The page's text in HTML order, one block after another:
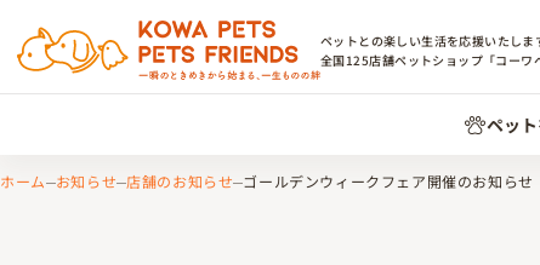
ペットとの楽しい生活を応援いたしま
全国125店舗ペットショップ「コーワ
ペッ
ホーム お知らせ 店舗のお知らせ ゴールデンウィークフェア開催のお知らせ